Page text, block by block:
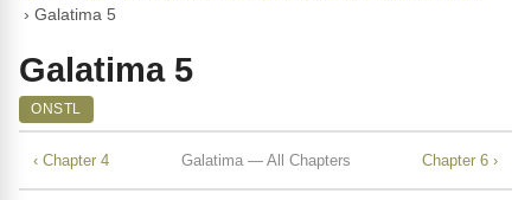
› Galatima 5
Galatima 5
ONSTL
‹ Chapter 4 Galatima — All Chapters Chapter 6 ›